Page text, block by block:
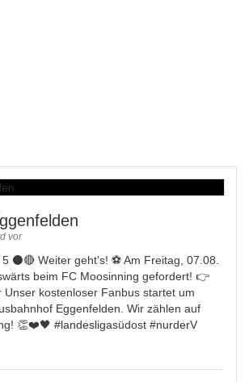
vor
⚫️🔴 Weiter geht's! ⚽ Am Freitag, 07.08.
beim FC Moosinning gefordert! 👉
Unser kostenloser Fanbus startet um
Eggenfelden. Wir zählen auf
👏❤️🖤 #landesligasüdost #nurderV